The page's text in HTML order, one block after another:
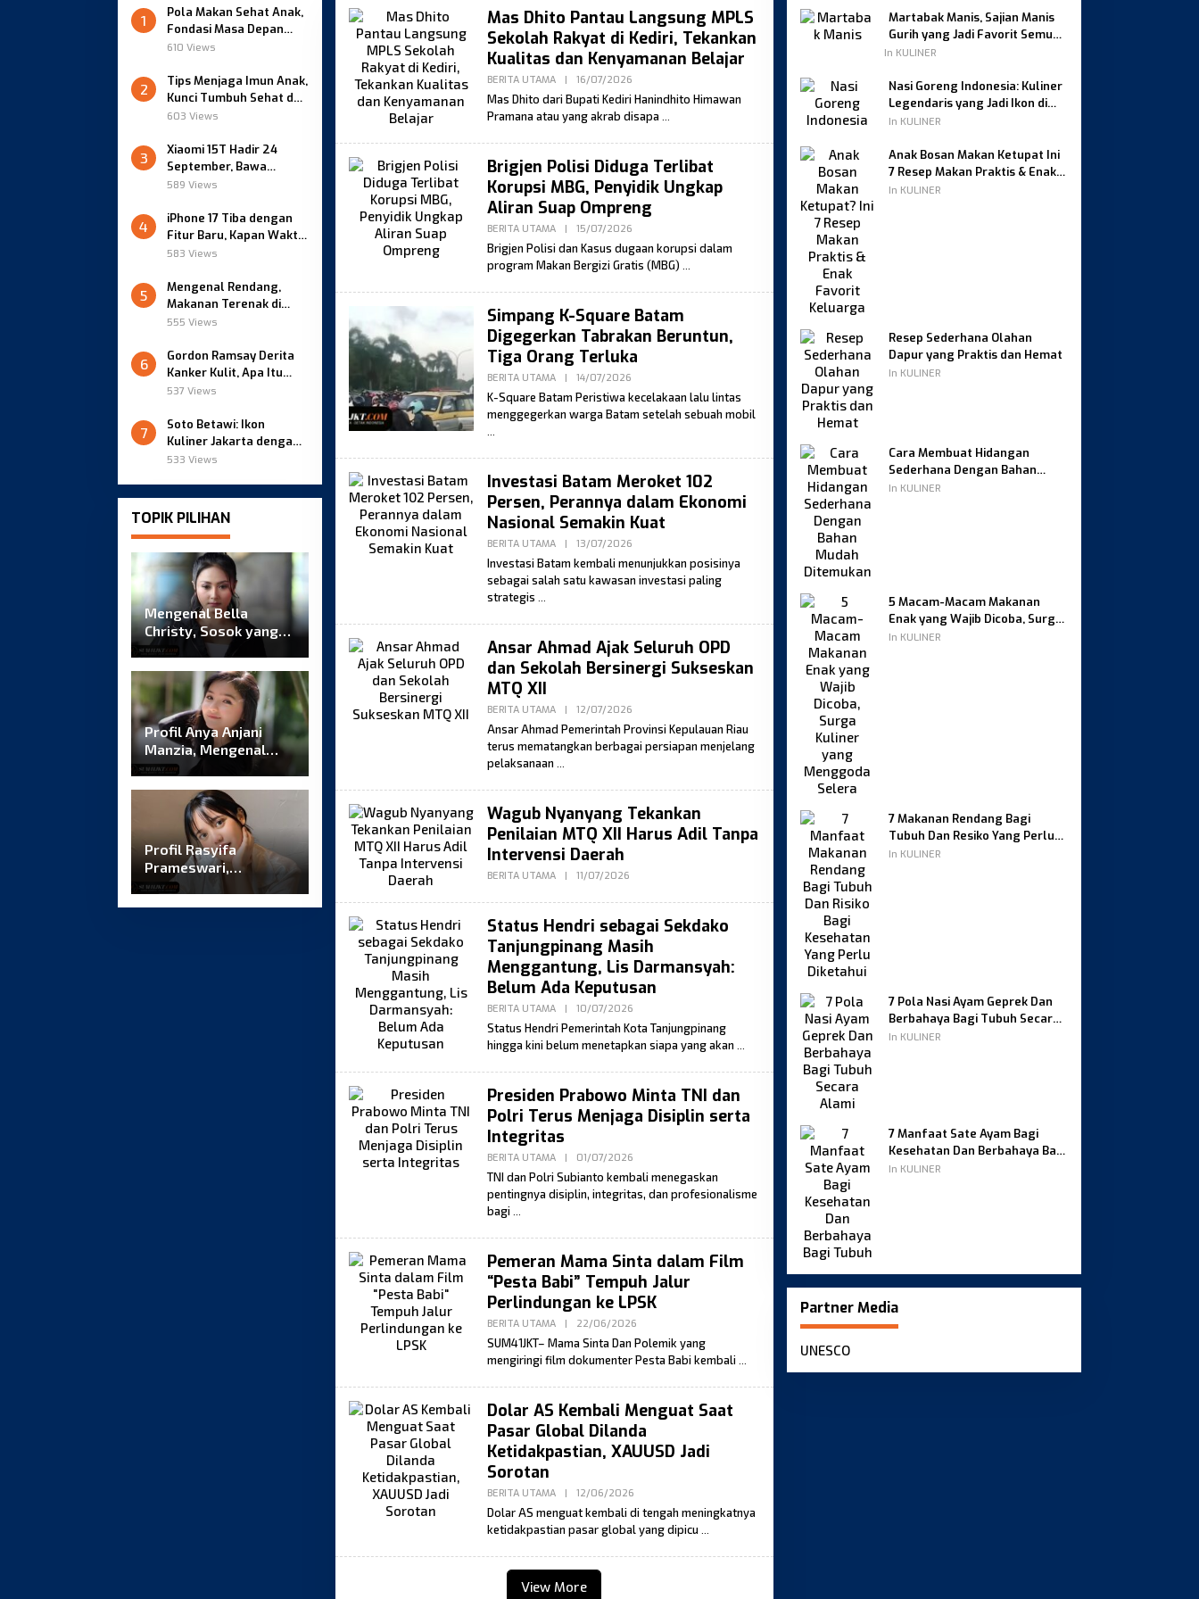
1
Pola Makan Sehat Anak,
Fondasi Masa Depan
yang Berkualitas
610 Views
2
Tips Menjaga Imun Anak,
Kunci Tumbuh Sehat dan
Kuat
603 Views
3
Xiaomi 15T Hadir 24
September, Bawa
Kamera Leica dan
589 Views
4
iPhone 17 Tiba dengan
Fitur Baru, Kapan Waktu
Beli yang Pas?
583 Views
5
Mengenal Rendang,
Makanan Terenak di
Dunia versi CNN
555 Views
6
Gordon Ramsay Derita
Kanker Kulit, Apa Itu
Karsinoma Sel Basal?
537 Views
7
Soto Betawi: Ikon
Kuliner Jakarta dengan
Kuah Gurih Berempah
533 Views
TOPIK PILIHAN
Mengenal Bella
Christy, Sosok yang
Menarik Perhatian
Profil Anya Anjani
Manzia, Mengenal
Lebih Dekat Sosok di
Profil Rasyifa
Prameswari,
Mengenal Lebih Dekat
Mas Dhito Pantau Langsung MPLS
Sekolah Rakyat di Kediri, Tekankan
Kualitas dan Kenyamanan Belajar
BERITA UTAMA | 16/07/2026By
Mas Dhito dari Bupati Kediri Hanindhito Himawan
Pramana atau yang akrab disapa
Brigjen Polisi Diduga Terlibat
Korupsi MBG, Penyidik Ungkap
Aliran Suap Ompreng
BERITA UTAMA | 15/07/2026By
Brigjen Polisi dan Kasus dugaan korupsi dalam
program Makan Bergizi Gratis (MBG)
Simpang K-Square Batam
Digegerkan Tabrakan Beruntun,
Tiga Orang Terluka
BERITA UTAMA | 14/07/2026By
K-Square Batam Peristiwa kecelakaan lalu lintas
menggegerkan warga Batam setelah sebuah mobil
Investasi Batam Meroket 102
Persen, Perannya dalam Ekonomi
Nasional Semakin Kuat
BERITA UTAMA | 13/07/2026By
Investasi Batam kembali menunjukkan posisinya
sebagai salah satu kawasan investasi paling
strategis
Ansar Ahmad Ajak Seluruh OPD
dan Sekolah Bersinergi Sukseskan
MTQ XII
BERITA UTAMA | 12/07/2026By
Ansar Ahmad Pemerintah Provinsi Kepulauan Riau
terus mematangkan berbagai persiapan menjelang
pelaksanaan
Wagub Nyanyang Tekankan
Penilaian MTQ XII Harus Adil Tanpa
Intervensi Daerah
BERITA UTAMA | 11/07/2026By
Status Hendri sebagai Sekdako
Tanjungpinang Masih
Menggantung, Lis Darmansyah:
Belum Ada Keputusan
BERITA UTAMA | 10/07/2026By
Status Hendri Pemerintah Kota Tanjungpinang
hingga kini belum menetapkan siapa yang akan
Presiden Prabowo Minta TNI dan
Polri Terus Menjaga Disiplin serta
Integritas
BERITA UTAMA | 01/07/2026By
TNI dan Polri Subianto kembali menegaskan
pentingnya disiplin, integritas, dan profesionalisme
bagi
Pemeran Mama Sinta dalam Film
“Pesta Babi” Tempuh Jalur
Perlindungan ke LPSK
BERITA UTAMA | 22/06/2026By
SUM41JKT– Mama Sinta Dan Polemik yang
mengiringi film dokumenter Pesta Babi kembali
Dolar AS Kembali Menguat Saat
Pasar Global Dilanda
Ketidakpastian, XAUUSD Jadi
Sorotan
BERITA UTAMA | 12/06/2026By
Dolar AS menguat kembali di tengah meningkatnya
ketidakpastian pasar global yang dipicu
View More
Martabak Manis, Sajian Manis
Gurih yang Jadi Favorit Semua
Kalangan
In KULINER
Nasi Goreng Indonesia: Kuliner
Legendaris yang Jadi Ikon di
Dunia
In KULINER
Anak Bosan Makan Ketupat Ini
7 Resep Makan Praktis & Enak
Favorit Keluarga
In KULINER
Resep Sederhana Olahan
Dapur yang Praktis dan Hemat
In KULINER
Cara Membuat Hidangan
Sederhana Dengan Bahan
Mudah Ditemukan
In KULINER
5 Macam-Macam Makanan
Enak yang Wajib Dicoba, Surga
Kuliner yang Menggoda Selera
In KULINER
7 Makanan Rendang Bagi
Tubuh Dan Resiko Yang Perlu
Diketahui
In KULINER
7 Pola Nasi Ayam Geprek Dan
Berbahaya Bagi Tubuh Secara
Alami
In KULINER
7 Manfaat Sate Ayam Bagi
Kesehatan Dan Berbahaya Bagi
Tubuh
In KULINER
Partner Media
UNESCO